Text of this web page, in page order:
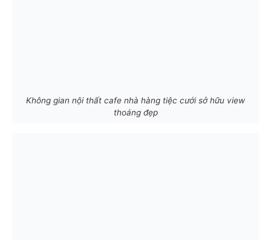
Không gian nội thất cafe nhà hàng tiệc cưới sở hữu view
thoáng đẹp